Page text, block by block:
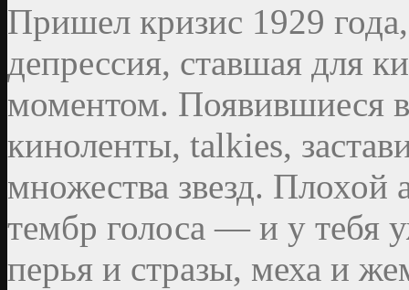
Пришел кризис 1929
депрессия, ставшая для
моментом. Появившиеся
киноленты, talkies,
множества звезд.
тембр голоса — и у тебя
перья и стразы, меха и